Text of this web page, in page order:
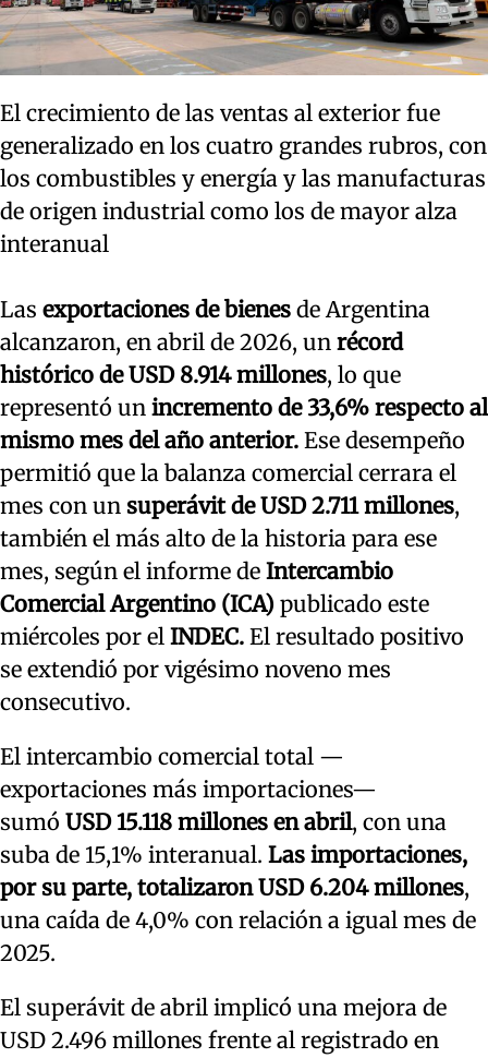
El crecimiento de las ventas al exterior fue
generalizado en los cuatro grandes rubros, con
los combustibles y energía y las manufacturas
de origen industrial como los de mayor alza
interanual
Las exportaciones de bienes de Argentina
alcanzaron, en abril de 2026, un récord
histórico de USD 8.914 millones, lo que
representó un incremento de 33,6% respecto al
mismo mes del año anterior. Ese desempeño
permitió que la balanza comercial cerrara el
mes con un superávit de USD 2.711 millones,
también el más alto de la historia para ese
mes, según el informe de Intercambio
Comercial Argentino (ICA) publicado este
miércoles por el INDEC. El resultado positivo
se extendió por vigésimo noveno mes
consecutivo.
El intercambio comercial total —
exportaciones más importaciones—
sumó USD 15.118 millones en abril, con una
suba de 15,1% interanual. Las importaciones,
por su parte, totalizaron USD 6.204 millones,
una caída de 4,0% con relación a igual mes de
2025.
El superávit de abril implicó una mejora de
USD 2.496 millones frente al registrado en